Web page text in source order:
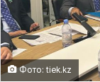
Фото: tiek.kz